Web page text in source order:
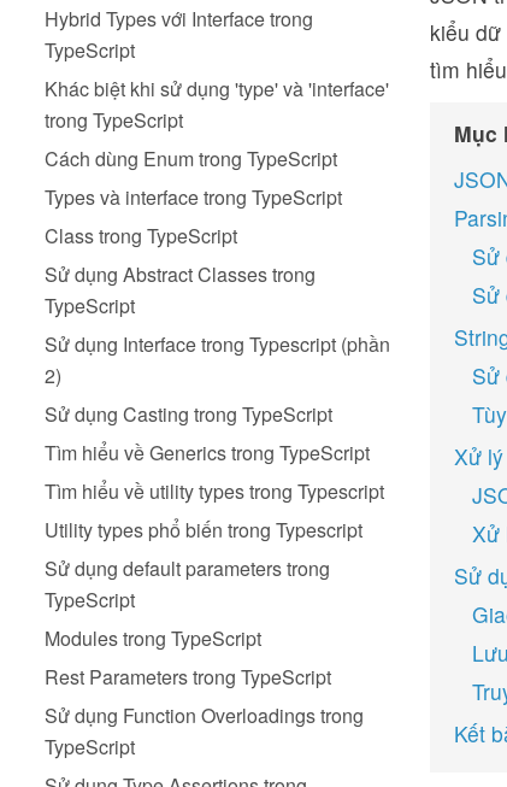
Hybrid Types với Interface trong
TypeScript
Khác biệt khi sử dụng 'type' và 'interface'
trong TypeScript
Cách dùng Enum trong TypeScript
Types và interface trong TypeScript
Class trong TypeScript
Sử dụng Abstract Classes trong
TypeScript
Sử dụng Interface trong Typescript (phần
2)
Sử dụng Casting trong TypeScript
Tìm hiểu về Generics trong TypeScript
Tìm hiểu về utility types trong Typescript
Utility types phổ biến trong Typescript
Sử dụng default parameters trong
TypeScript
Modules trong TypeScript
Rest Parameters trong TypeScript
Sử dụng Function Overloadings trong
TypeScript
kiểu
tìm
Mục
Sử
Sử
Sử
Xử
Xử
Sử
Kết